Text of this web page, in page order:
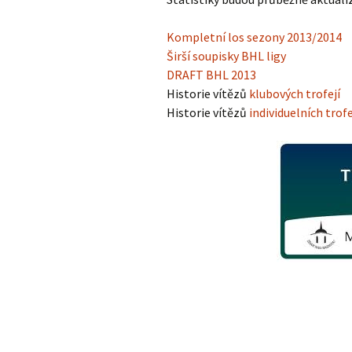
Kompletní los sezony 2013/2014
Širší soupisky BHL ligy
DRAFT BHL 2013
Historie vítězů klubových trofejí
Historie vítězů individuelních